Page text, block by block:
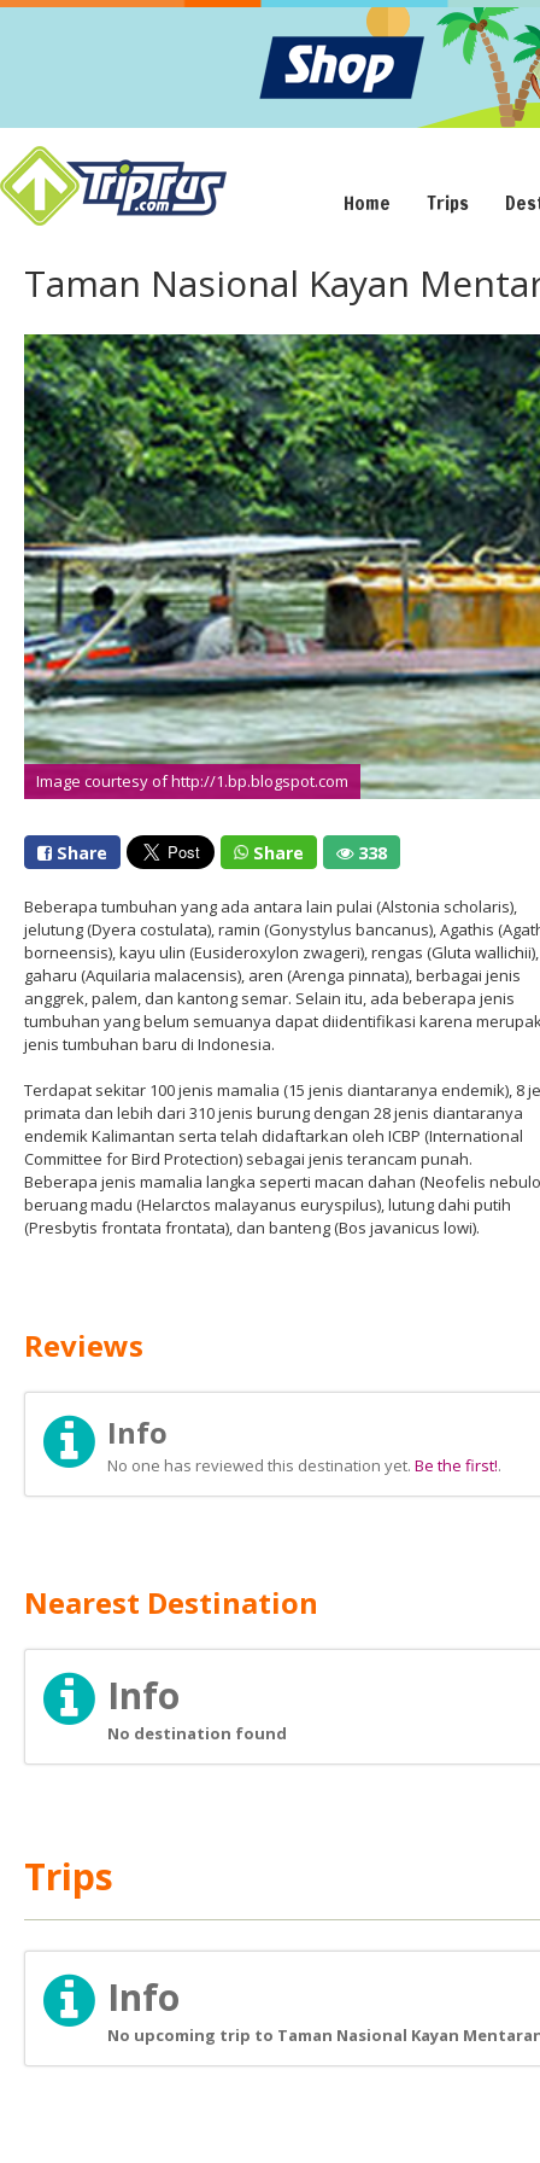
Home Trips
Taman Nasional Kayan
Image courtesy of http://1.bp.blogspot.com
Share Share 338
Beberapa tumbuhan yang ada antara lain pulai (Alstonia scholaris),
jelutung (Dyera costulata), ramin (Gonystylus bancanus), Agathis
borneensis), kayu ulin (Eusideroxylon zwageri), rengas (Gluta wallichii),
gaharu (Aquilaria malacensis), aren (Arenga pinnata), berbagai jenis
anggrek, palem, dan kantong semar. Selain itu, ada beberapa jenis
tumbuhan yang belum semuanya dapat diidentifikasi karena
jenis tumbuhan baru di Indonesia.
Terdapat sekitar 100 jenis mamalia (15 jenis diantaranya endemik), 8
primata dan lebih dari 310 jenis burung dengan 28 jenis diantaranya
endemik Kalimantan serta telah didaftarkan oleh ICBP (International
Committee for Bird Protection) sebagai jenis terancam punah.
Beberapa jenis mamalia langka seperti macan dahan (Neofelis
beruang madu (Helarctos malayanus euryspilus), lutung dahi putih
(Presbytis frontata frontata), dan banteng (Bos javanicus lowi).
Reviews
Info
No one has reviewed this destination yet. Be the first!.
Nearest Destination
Info
No destination found
Trips
Info
No upcoming trip to Taman Nasional Kayan